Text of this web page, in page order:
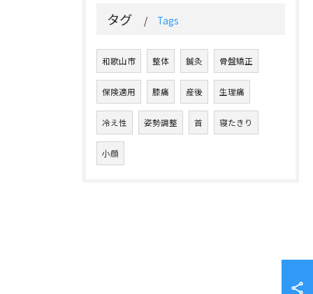
タグ Tags
和歌山市 整体 鍼灸 骨盤矯正
保険適用 膝痛 産後 生理痛
冷え性 姿勢調整 首 寝たきり
小顔